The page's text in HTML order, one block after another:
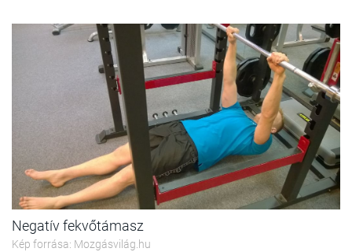
Negatív fekvőtámasz
Kép forrása: Mozgásvilág.hu